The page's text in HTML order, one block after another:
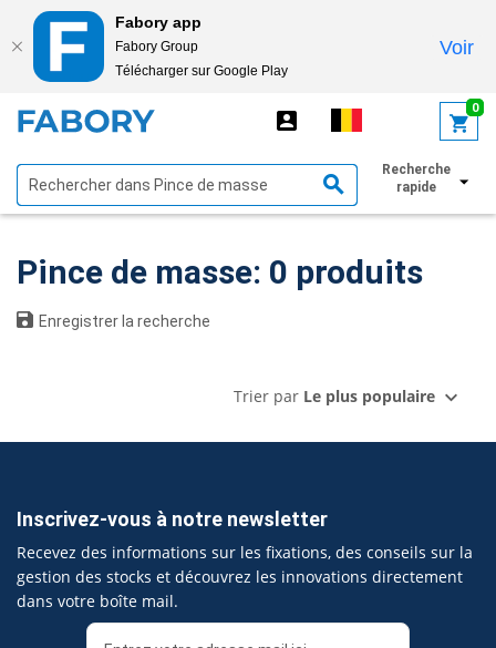
Fabory app
Fabory Group
Télécharger sur Google Play
Voir
0
Recherche
rapide
Afficher les filtres
Pince de masse: 0 produits
Enregistrer la recherche
Trier par Le plus populaire
Inscrivez-vous à notre newsletter
Recevez des informations sur les fixations, des conseils sur la
gestion des stocks et découvrez les innovations directement
dans votre boîte mail.